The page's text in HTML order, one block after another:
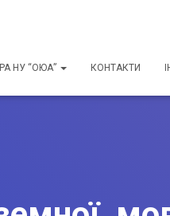
НУ “ОЮА” КОНТАКТИ